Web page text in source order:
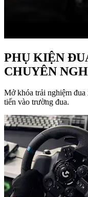
PHỤ KIỆN
CHUYÊN
Mở khóa trải nghiệm
tiến vào trường đua.